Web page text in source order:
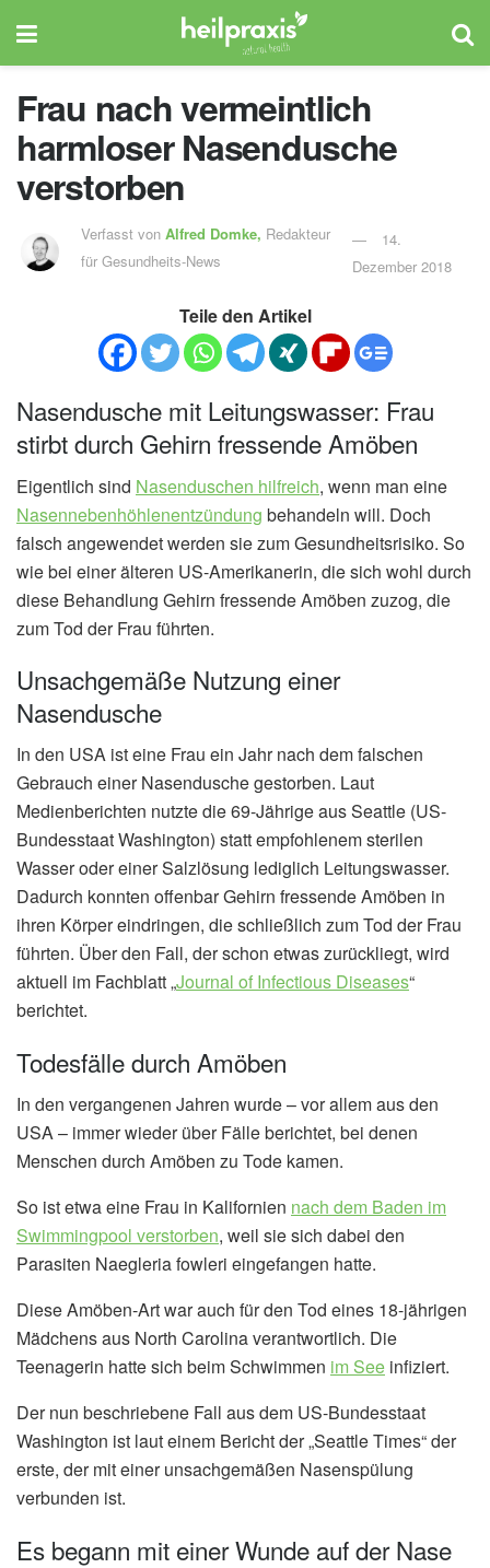
Frau nach vermeintlich
harmloser Nasendusche
verstorben
Verfasst von Alfred Domke, Redakteur
für Gesundheits-News
14.
Dezember 2018
Teile den Artikel
Nasendusche mit Leitungswasser: Frau
stirbt durch Gehirn fressende Amöben
Eigentlich sind Nasenduschen hilfreich, wenn man eine
Nasennebenhöhlenentzündung behandeln will. Doch
falsch angewendet werden sie zum Gesundheitsrisiko. So
wie bei einer älteren US-Amerikanerin, die sich wohl durch
diese Behandlung Gehirn fressende Amöben zuzog, die
zum Tod der Frau führten.
Unsachgemäße Nutzung einer
Nasendusche
In den USA ist eine Frau ein Jahr nach dem falschen
Gebrauch einer Nasendusche gestorben. Laut
Medienberichten nutzte die 69-Jährige aus Seattle (US-
Bundesstaat Washington) statt empfohlenem sterilen
Wasser oder einer Salzlösung lediglich Leitungswasser.
Dadurch konnten offenbar Gehirn fressende Amöben in
ihren Körper eindringen, die schließlich zum Tod der Frau
führten. Über den Fall, der schon etwas zurückliegt, wird
aktuell im Fachblatt „Journal of Infectious Diseases“
berichtet.
Todesfälle durch Amöben
In den vergangenen Jahren wurde – vor allem aus den
USA – immer wieder über Fälle berichtet, bei denen
Menschen durch Amöben zu Tode kamen.
So ist etwa eine Frau in Kalifornien nach dem Baden im
Swimmingpool verstorben, weil sie sich dabei den
Parasiten Naegleria fowleri eingefangen hatte.
Diese Amöben-Art war auch für den Tod eines 18-jährigen
Mädchens aus North Carolina verantwortlich. Die
Teenagerin hatte sich beim Schwimmen im See infiziert.
Der nun beschriebene Fall aus dem US-Bundesstaat
Washington ist laut einem Bericht der „Seattle Times“ der
erste, der mit einer unsachgemäßen Nasenspülung
verbunden ist.
Es begann mit einer Wunde auf der Nase